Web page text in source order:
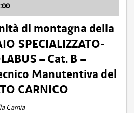
di montagna della
SPECIALIZZATO-
– Cat. B –
Manutentiva del
CARNICO
Carnia